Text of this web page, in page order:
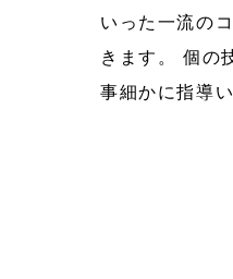
いった一流の
きます。 個の
事細かに指導